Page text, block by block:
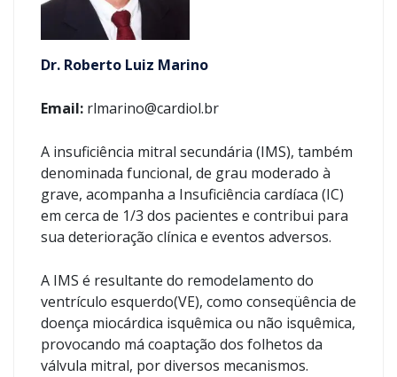
Dr. Roberto Luiz Marino
Email: rlmarino@cardiol.br
A insuficiência mitral secundária (IMS), também
denominada funcional, de grau moderado à
grave, acompanha a Insuficiência cardíaca (IC)
em cerca de 1/3 dos pacientes e contribui para
sua deterioração clínica e eventos adversos.
A IMS é resultante do remodelamento do
ventrículo esquerdo(VE), como conseqüência de
doença miocárdica isquêmica ou não isquêmica,
provocando má coaptação dos folhetos da
válvula mitral, por diversos mecanismos.